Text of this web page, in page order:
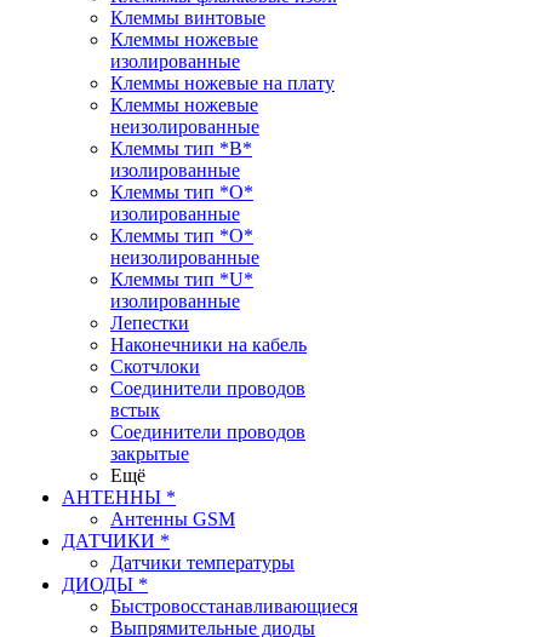
Клеммы винтовые
Клеммы ножевые
изолированные
Клеммы ножевые на плату
Клеммы ножевые
неизолированные
Клеммы тип *B*
изолированные
Клеммы тип *O*
изолированные
Клеммы тип *O*
неизолированные
Клеммы тип *U*
изолированные
Лепестки
Наконечники на кабель
Скотчлоки
Соединители проводов
встык
Соединители проводов
закрытые
Ещё
АНТЕННЫ *
Антенны GSM
ДАТЧИКИ *
Датчики температуры
ДИОДЫ *
Быстровосстанавливающиеся
Выпрямительные диоды